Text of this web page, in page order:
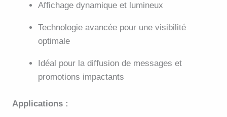
Affichage dynamique et lumineux
Technologie avancée pour une visibilité
optimale
Idéal pour la diffusion de messages et
promotions impactants
Applications :